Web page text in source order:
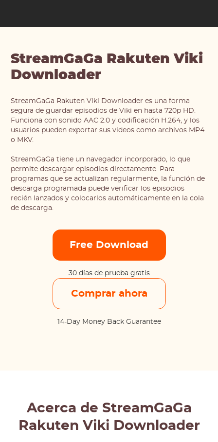
StreamGaGa Rakuten Viki
Downloader
StreamGaGa Rakuten Viki Downloader es una forma
segura de guardar episodios de Viki en hasta 720p HD.
Funciona con sonido AAC 2.0 y codificación H.264, y los
usuarios pueden exportar sus videos como archivos MP4
o MKV.
StreamGaGa tiene un navegador incorporado, lo que
permite descargar episodios directamente. Para
programas que se actualizan regularmente, la función de
descarga programada puede verificar los episodios
recién lanzados y colocarlos automáticamente en la cola
de descarga.
Free Download
30 días de prueba gratis
Comprar ahora
14-Day Money Back Guarantee
Acerca de StreamGaGa
Rakuten Viki Downloader